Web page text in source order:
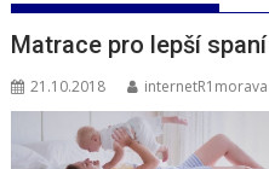
Matrace pro lepší spaní
21.10.2018 internetR1morava